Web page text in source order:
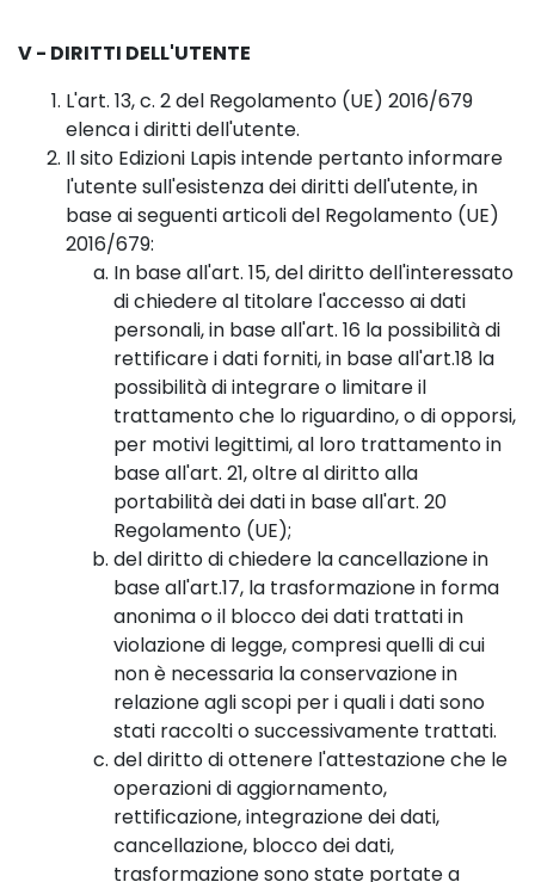
V - DIRITTI DELL'UTENTE
L'art. 13, c. 2 del Regolamento (UE) 2016/679
elenca i diritti dell'utente.
Il sito Edizioni Lapis intende pertanto informare
l'utente sull'esistenza dei diritti dell'utente, in
base ai seguenti articoli del Regolamento (UE)
2016/679:
In base all'art. 15, del diritto dell'interessato
di chiedere al titolare l'accesso ai dati
personali, in base all'art. 16 la possibilità di
rettificare i dati forniti, in base all'art.18 la
possibilità di integrare o limitare il
trattamento che lo riguardino, o di opporsi,
per motivi legittimi, al loro trattamento in
base all'art. 21, oltre al diritto alla
portabilità dei dati in base all'art. 20
Regolamento (UE);
del diritto di chiedere la cancellazione in
base all'art.17, la trasformazione in forma
anonima o il blocco dei dati trattati in
violazione di legge, compresi quelli di cui
non è necessaria la conservazione in
relazione agli scopi per i quali i dati sono
stati raccolti o successivamente trattati.
del diritto di ottenere l'attestazione che le
operazioni di aggiornamento,
rettificazione, integrazione dei dati,
cancellazione, blocco dei dati,
trasformazione sono state portate a